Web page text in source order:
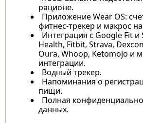
рационе.
Приложение Wear OS:
фитнес-трекер и макрос
Интеграция с Google Fit и
Health, Fitbit, Strava,
Oura, Whoop, Ketomojo и
интеграции.
Водный трекер.
Напоминания о
пищи.
Полная
данных.